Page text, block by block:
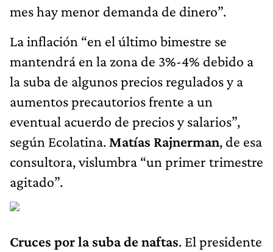
mes hay menor demanda de dinero”.
La inflación “en el último bimestre se
mantendrá en la zona de 3%-4% debido a
la suba de algunos precios regulados y a
aumentos precautorios frente a un
eventual acuerdo de precios y salarios”,
según Ecolatina. Matías Rajnerman, de esa
consultora, vislumbra “un primer trimestre
agitado”.
Cruces por la suba de naftas. El presidente